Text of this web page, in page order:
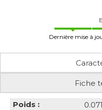
Dernière mise à
Fiche
Poids :